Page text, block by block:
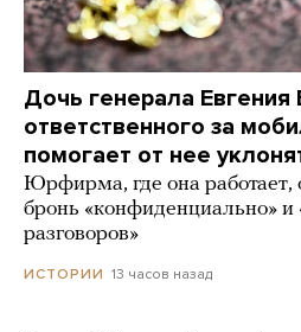
Дочь генерала Евгения
ответственного за
помогает от нее
Юрфирма, где она работает,
бронь «конфиденциально» и
разговоров»
ИСТОРИИ 13 часов назад